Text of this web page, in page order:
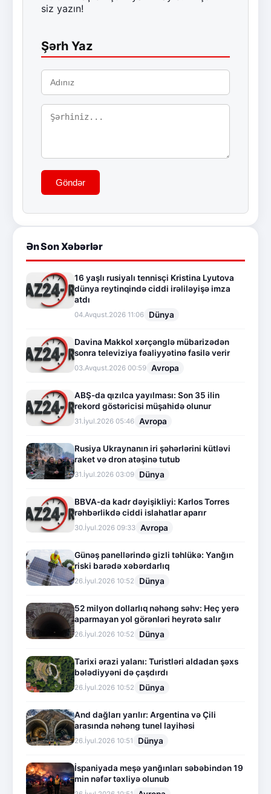
siz yazın!
Şərh Yaz
Göndər
Ən Son Xəbərlər
16 yaşlı rusiyalı tennisçi Kristina Lyutova
dünya reytinqində ciddi irəliləyişə imza
atdı
04.Avqust.2026 11:06 Dünya
Davina Makkol xərçənglə mübarizədən
sonra televiziya fəaliyyətinə fasilə verir
03.Avqust.2026 00:59 Avropa
ABŞ-da qızılca yayılması: Son 35 ilin
rekord göstəricisi müşahidə olunur
31.İyul.2026 05:46 Avropa
Rusiya Ukraynanın iri şəhərlərini kütləvi
raket və dron atəşinə tutub
31.İyul.2026 03:09 Dünya
BBVA-da kadr dəyişikliyi: Karlos Torres
rəhbərlikdə ciddi islahatlar aparır
30.İyul.2026 09:33 Avropa
Günəş panellərində gizli təhlükə: Yanğın
riski barədə xəbərdarlıq
26.İyul.2026 10:52 Dünya
52 milyon dollarlıq nəhəng səhv: Heç yerə
aparmayan yol görənləri heyrətə salır
26.İyul.2026 10:52 Dünya
Tarixi ərazi yalanı: Turistləri aldadan şəxs
bələdiyyəni də çaşdırdı
26.İyul.2026 10:52 Dünya
And dağları yarılır: Argentina və Çili
arasında nəhəng tunel layihəsi
26.İyul.2026 10:51 Dünya
İspaniyada meşə yanğınları səbəbindən 19
min nəfər təxliyə olunub